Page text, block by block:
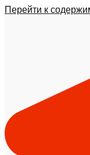
Перейти к